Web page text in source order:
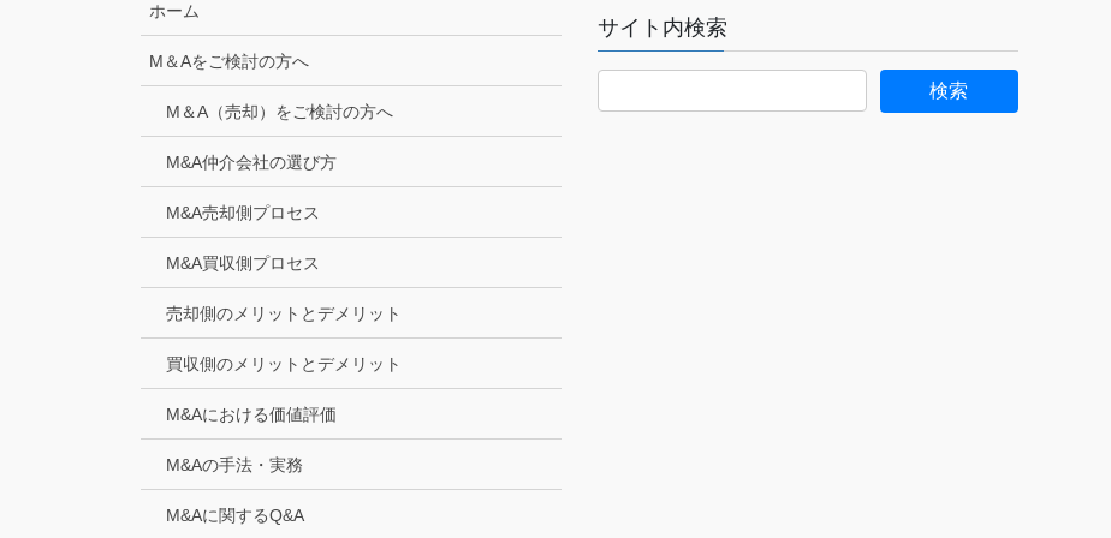
ホーム
M＆Aをご検討の方へ
M＆A（売却）をご検討の方へ
M&A仲介会社の選び方
M&A売却側プロセス
M&A買収側プロセス
売却側のメリットとデメリット
買収側のメリットとデメリット
M&Aにおける価値評価
M&Aの手法・実務
M&Aに関するQ&A
サイト内検索